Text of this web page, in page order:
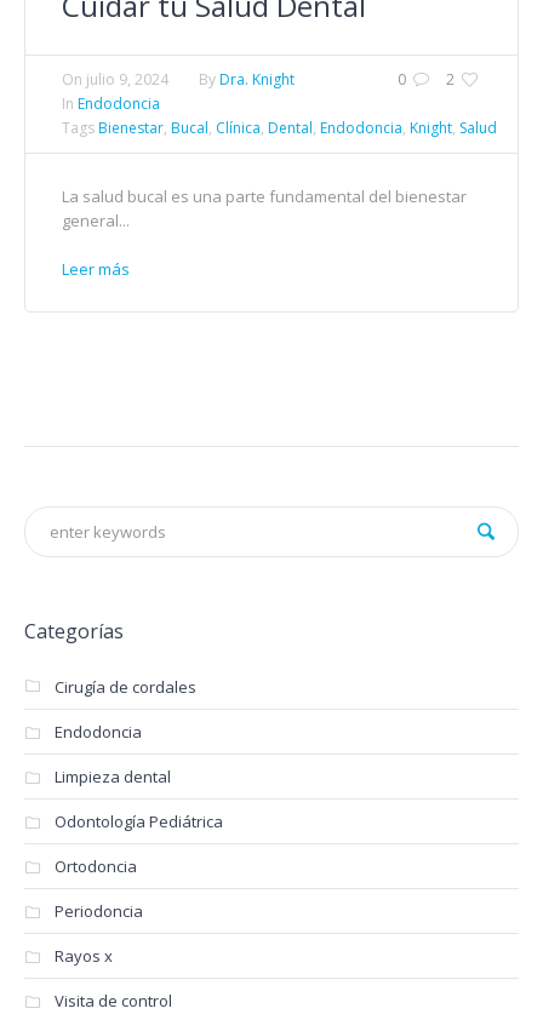
0 2
On julio 9, 2024 ByDra. Knight
In Endodoncia
TagsBienestar, Bucal, Clínica, Dental, Endodoncia, Knight, Salud
La salud bucal es una parte fundamental del bienestar
general...
Leer más
Categorías
Cirugía de cordales
Endodoncia
Limpieza dental
Odontología Pediátrica
Ortodoncia
Periodoncia
Rayos x
Visita de control